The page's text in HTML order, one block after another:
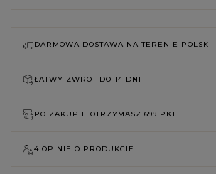
DARMOWA DOSTAWA NA TERENIE POLSKI
ŁATWY ZWROT DO 14 DNI
PO ZAKUPIE OTRZYMASZ 699 PKT.
4 OPINIE O PRODUKCIE